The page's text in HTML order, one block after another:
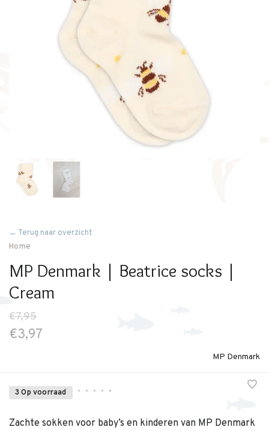
← Terug naar overzicht
Home
MP Denmark | Beatrice socks |
Cream
€7,95
€3,97
MP Denmark
3 Op voorraad • • • • •
Zachte sokken voor baby’s en kinderen van MP Denmark